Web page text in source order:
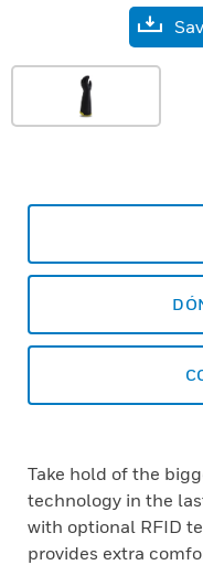
Take hold of the
technology in the
with optional RFID
provides extra